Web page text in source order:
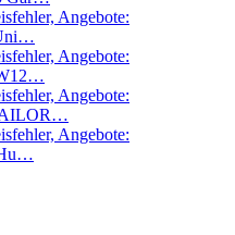
Angebote:
Angebote:
Angebote:
Angebote:
Hu…